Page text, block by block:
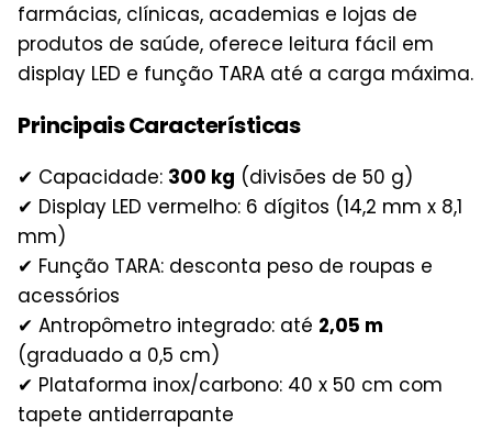
farmácias, clínicas, academias e lojas de
produtos de saúde, oferece leitura fácil em
display LED e função TARA até a carga máxima.
Principais Características
✔ Capacidade: 300 kg (divisões de 50 g)
✔ Display LED vermelho: 6 dígitos (14,2 mm x 8,1
mm)
✔ Função TARA: desconta peso de roupas e
acessórios
✔ Antropômetro integrado: até 2,05 m
(graduado a 0,5 cm)
✔ Plataforma inox/carbono: 40 x 50 cm com
tapete antiderrapante